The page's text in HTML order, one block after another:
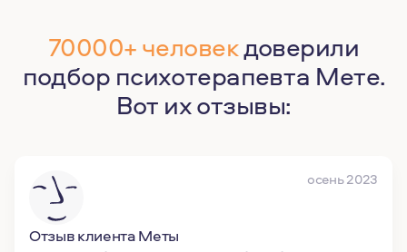
70000+ человекдоверили
подбор психотерапевта Мете.
Вот их отзывы:
осень 2023
Отзыв клиента Меты